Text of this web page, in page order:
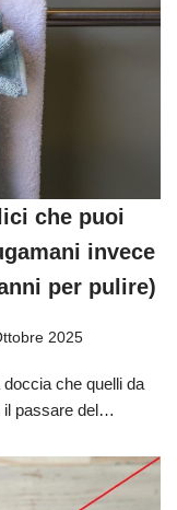
che puoi
invece
per pulire)
2025
che quelli da
il passare del…